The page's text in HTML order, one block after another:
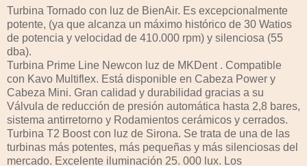
Turbina Tornado con luz de BienAir. Es excepcionalmente
potente, (ya que alcanza un máximo histórico de 30 Watios
de potencia y velocidad de 410.000 rpm) y silenciosa (55
dba).
Turbina Prime Line Newcon luz de MKDent . Compatible
con Kavo Multiflex. Está disponible en Cabeza Power y
Cabeza Mini. Gran calidad y durabilidad gracias a su
Válvula de reducción de presión automática hasta 2,8 bares,
sistema antirretorno y Rodamientos cerámicos y cerrados.
Turbina T2 Boost con luz de Sirona. Se trata de una de las
turbinas más potentes, más pequeñas y más silenciosas del
mercado. Excelente iluminación 25. 000 lux. Los